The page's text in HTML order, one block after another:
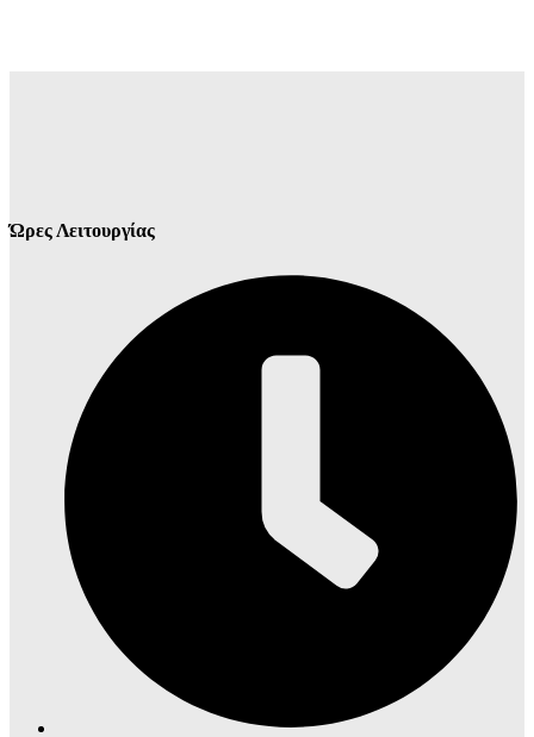
Ώρες Λειτουργίας